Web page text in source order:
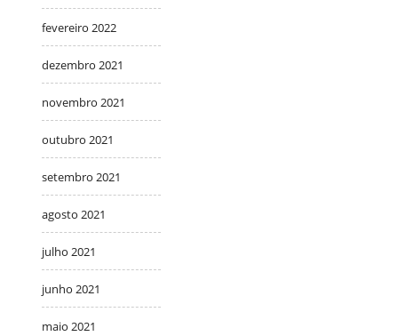
fevereiro 2022
dezembro 2021
novembro 2021
outubro 2021
setembro 2021
agosto 2021
julho 2021
junho 2021
maio 2021